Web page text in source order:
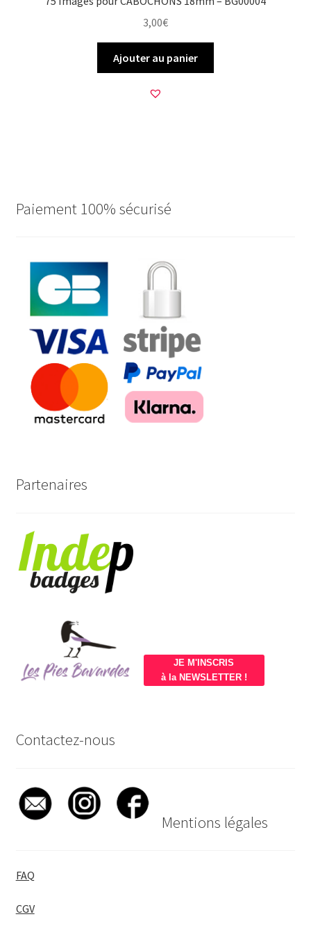
3,00€
Ajouter au panier
Paiement 100% sécurisé
Partenaires
JE M'INSCRIS
à la NEWSLETTER !
Contactez-nous
Mentions légales
FAQ
CGV